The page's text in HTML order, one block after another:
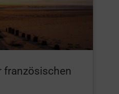
französischen